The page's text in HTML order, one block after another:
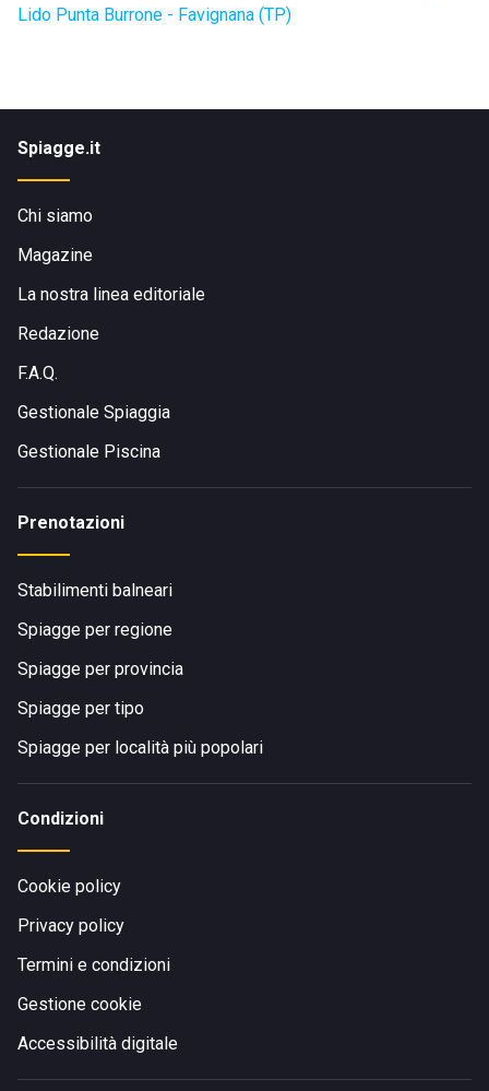
Lido Punta Burrone - Favignana (TP)
Spiagge.it
Chi siamo
Magazine
La nostra linea editoriale
Redazione
F.A.Q.
Gestionale Spiaggia
Gestionale Piscina
Prenotazioni
Stabilimenti balneari
Spiagge per regione
Spiagge per provincia
Spiagge per tipo
Spiagge per località più popolari
Condizioni
Cookie policy
Privacy policy
Termini e condizioni
Gestione cookie
Accessibilità digitale